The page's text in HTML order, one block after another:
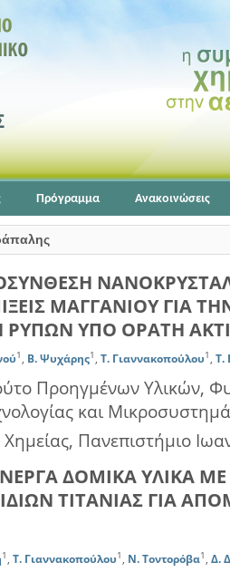
Πρόγραμμα Ανακοινώσεις
ΜΑΓΓΑΝΙΟΥ ΓΙΑ
ΡΥΠΩΝ ΥΠΟ ΟΡΑΤΗ
1 , Β. Ψυχάρης1 , Τ. Γιαννακοπούλου1 , Τ.
Προηγμένων Υλικών,
και
Πανεπιστήμιο
ΔΟΜΙΚΑ ΥΛΙΚΑ
ΤΙΤΑΝΙΑΣ ΓΙΑ
1 , Τ. Γιαννακοπούλου1 , Ν. Τοντορόβα1 , Δ.